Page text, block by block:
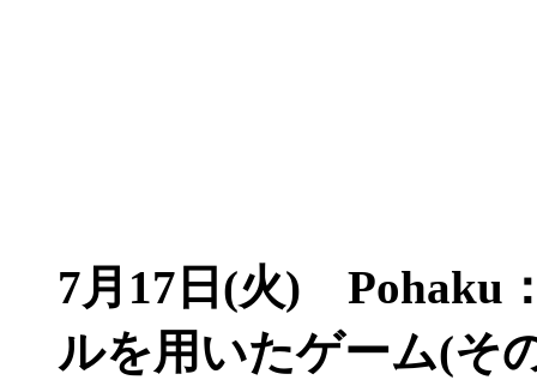
7月17日(火) Pohaku
ルを用いたゲーム(そ